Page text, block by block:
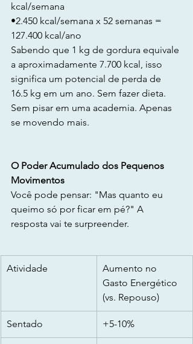
kcal/semana
•2.450 kcal/semana x 52 semanas =
127.400 kcal/ano
Sabendo que 1 kg de gordura equivale
a aproximadamente 7.700 kcal, isso
significa um potencial de perda de
16.5 kg em um ano. Sem fazer dieta.
Sem pisar em uma academia. Apenas
se movendo mais.
O Poder Acumulado dos Pequenos
Movimentos
Você pode pensar: "Mas quanto eu
queimo só por ficar em pé?" A
resposta vai te surpreender.
Atividade
Aumento no
Gasto Energético
(vs. Repouso)
Sentado +5-10%